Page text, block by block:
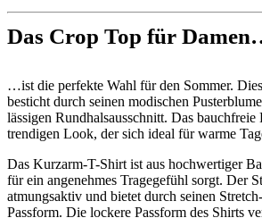
Das Crop Top für
…ist die perfekte Wahl für den Sommer.
besticht durch seinen modischen
lässigen Rundhalsausschnitt. Das
trendigen Look, der sich ideal für warme
Das Kurzarm-T-Shirt ist aus hochwertiger
für ein angenehmes Tragegefühl sorgt. Der
atmungsaktiv und bietet durch seinen
Passform. Die lockere Passform des Shirts